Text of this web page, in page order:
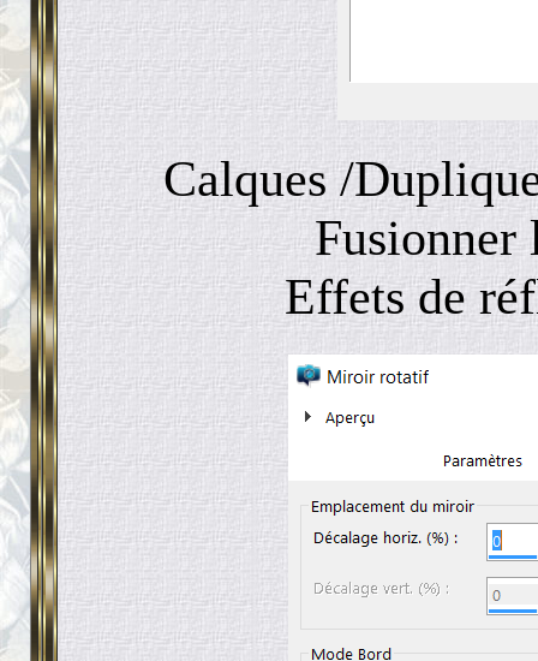
Calques /
Fusionner
Effets de